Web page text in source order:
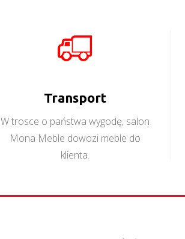
Transport
W trosce o państwa wygodę, salon
Mona Meble dowozi meble do
klienta.